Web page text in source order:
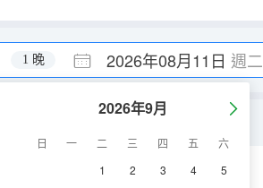
2026年08月11日 週二
1 晚
2026年9月
日 一 二 三 四 五
六
1
2 3 4 5
空調 電視機